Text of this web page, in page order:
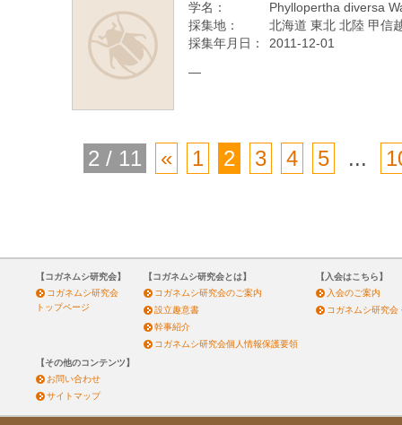
学名：
Phyllopertha diversa
採集地：
北海道 東北 北陸 甲信
採集年月日：
2011-12-01
—
2 / 11 « 1 2 3 4 5 ...
【コガネムシ研究会】
コガネムシ研究会
トップページ
【コガネムシ研究会とは】
コガネムシ研究会のご案内
設立趣意書
幹事紹介
コガネムシ研究会個人情報保護要領
【入会はこちら】
入会のご案内
コガネムシ研究会
【その他のコンテンツ】
お問い合わせ
サイトマップ